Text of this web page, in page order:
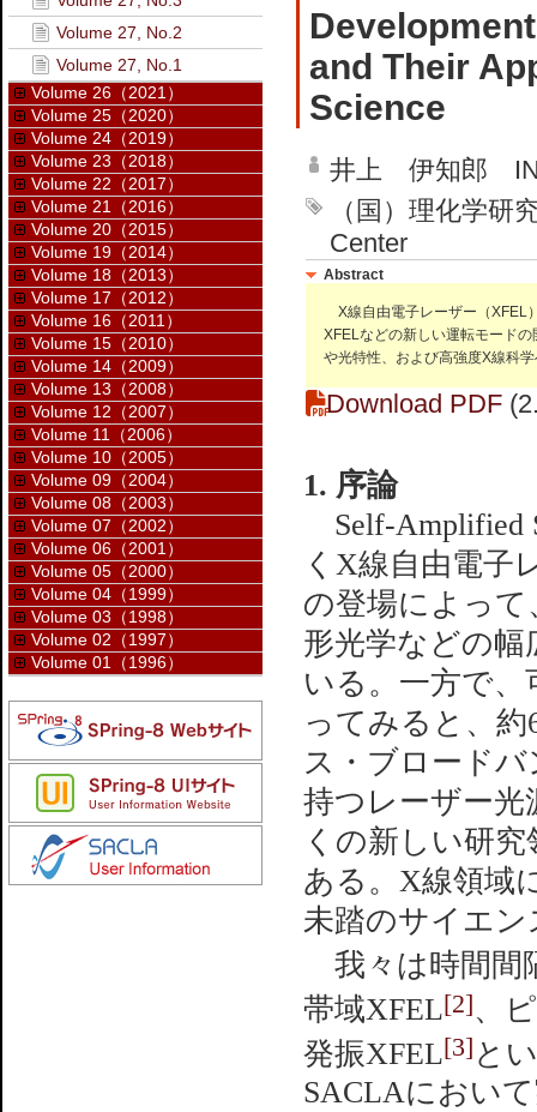
and Their
Science
井上 伊知郎
（国）理化学
Center
Abstract
X線自由電子レーザー（XFEL
XFELなどの新しい運転モード
や光特性、および高強度X線科
Download PDF
1. 序論
Self-Amplified
くX線自由電子
の登場によって
形光学などの
いる。一方で
ってみると、
ス・ブロード
持つレーザー光
くの新しい研
ある。X線領域
未踏のサイエ
我々は時間間
帯域XFEL[2]、
発振XFEL[3] と
SACLAにおい
Volume 27, No.2
Volume 27, No.1
Volume 26（2021）
Volume 25（2020）
Volume 24（2019）
Volume 23（2018）
Volume 22（2017）
Volume 21（2016）
Volume 20（2015）
Volume 19（2014）
Volume 18（2013）
Volume 17（2012）
Volume 16（2011）
Volume 15（2010）
Volume 14（2009）
Volume 13（2008）
Volume 12（2007）
Volume 11（2006）
Volume 10（2005）
Volume 09（2004）
Volume 08（2003）
Volume 07（2002）
Volume 06（2001）
Volume 05（2000）
Volume 04（1999）
Volume 03（1998）
Volume 02（1997）
Volume 01（1996）